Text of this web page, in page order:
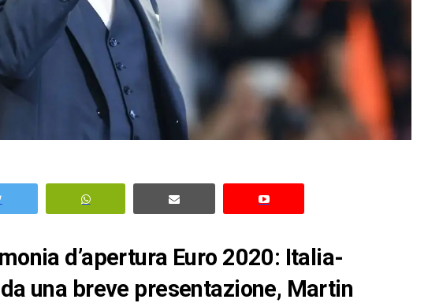
d’apertura Euro 2020: Italia-
una breve presentazione, Martin